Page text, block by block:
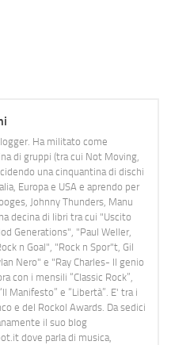
Ha militato come
di gruppi (tra cui Not Moving,
una cinquantina di dischi
Europa e USA e aprendo per
Johnny Thunders, Manu
decina di libri tra cui "Uscito
Generations", "Paul Weller,
n Goal", "Rock n Spor"t, Gil
Nero" e "Ray Charles- Il genio
con i mensili “Classic Rock”,
Manifesto” e “Libertà”. E' tra i
e del Rockol Awards. Da sedici
il suo blog
dove parla di musica,